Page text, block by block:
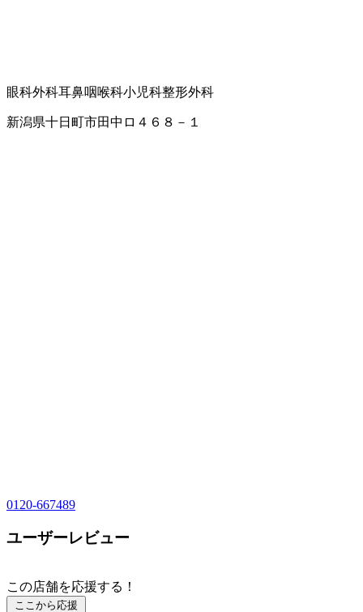
眼科外科耳鼻咽喉科小児科整形外科
新潟県十日町市田中ロ４６８－１
0120-667489
ユーザーレビュー
この店舗を応援する！
ここから応援